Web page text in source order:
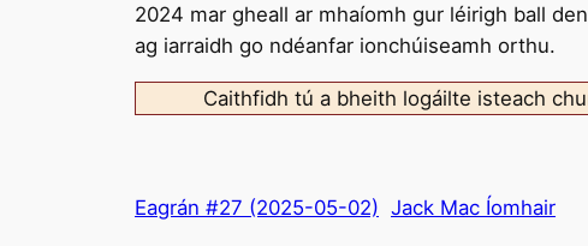
2024 mar gheall ar mhaíomh gur léirigh ball
ag iarraidh go ndéanfar ionchúiseamh orthu.
Caithfidh tú a bheith logáilte isteach
Eagrán #27 (2025-05-02) Jack Mac Íomhair